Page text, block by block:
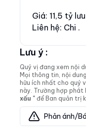
Giá: 11,5 tỷ
Liên hệ: Chi .
Lưu ý :
Quý vị đang xem nội
Mọi thông tin, nội
hữu ích nhất cho quý
này. Trường hợp phát
xấu " để Ban quản trị
Phản ánh/